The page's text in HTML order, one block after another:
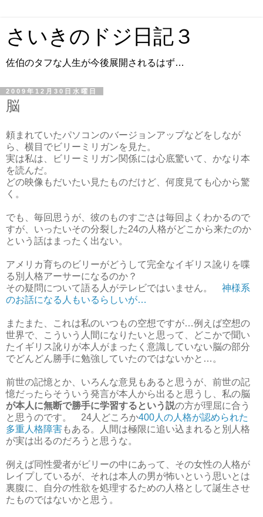
さいきのドジ日記３
佐伯のタフな人生が今後展開されるはず…
2009年12月30日水曜日
脳
頼まれていたパソコンのバージョンアップなどをしなが
ら、横目でビリーミリガンを見た。
実は私は、ビリーミリガン関係には心底驚いて、かなり本
を読んだ。
どの映像もだいたい見たものだけど、何度見ても心から驚
く。
でも、毎回思うが、彼のものすごさは毎回よくわかるので
すが、いったいその分裂した24の人格がどこから来たのか
という話はまったく出ない。
アメリカ育ちのビリーがどうして完全なイギリス訛りを喋
る別人格アーサーになるのか？
その疑問について語る人がテレビではいません。 神様系
のお話になる人もいるらしいが…
またまた、これは私のいつもの空想ですが…例えば空想の
世界で、こういう人間になりたいと思って、どこかで聞い
たイギリス訛りが本人がまったく意識していない脳の部分
でどんどん勝手に勉強していたのではないかと…。
前世の記憶とか、いろんな意見もあると思うが、前世の記
憶だったらそういう発言が本人から出ると思うし、私の脳
が本人に無断で勝手に学習するという説の方が理屈に合う
と思うのです。 24人どころか400人の人格が認められた
多重人格障害もある。人間は極限に追い込まれると別人格
が実は出るのだろうと思うな。
例えば同性愛者がビリーの中にあって、その女性の人格が
レイプしているが、それは本人の男が怖いという思いとは
裏腹に、自分の性欲を処理するための人格として誕生させ
たものではないかと思う。